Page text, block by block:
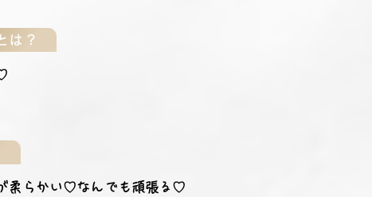
は？
柔らかい♡なんでも頑張る♡